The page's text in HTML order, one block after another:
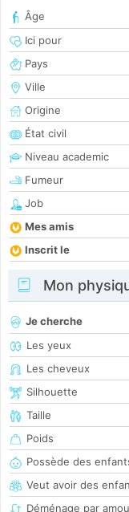
Âge
Ici pour
Pays
Ville
Origine
État civil
Niveau academic
Fumeur
Job
Mes amis
Inscrit le
Mon
Je cherche
Les yeux
Les cheveux
Silhouette
Taille
Poids
Possède des
Veut avoir des
Déménage par